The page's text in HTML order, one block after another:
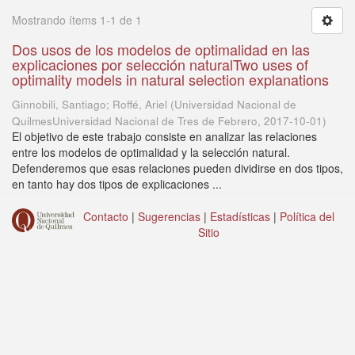
Mostrando ítems 1-1 de 1
Dos usos de los modelos de optimalidad en las
explicaciones por selección naturalTwo uses of
optimality models in natural selection explanations
Ginnobili, Santiago; Roffé, Ariel (Universidad Nacional de
QuilmesUniversidad Nacional de Tres de Febrero, 2017-10-01)
El objetivo de este trabajo consiste en analizar las relaciones
entre los modelos de optimalidad y la selección natural.
Defenderemos que esas relaciones pueden dividirse en dos tipos,
en tanto hay dos tipos de explicaciones ...
Contacto | Sugerencias | Estadísticas | Política del
Sitio